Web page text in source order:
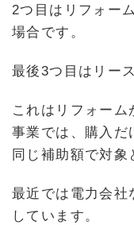
2つ目はリフォー
場合です。
最後3つ目はリー
これはリフォー
事業では、購入だ
同じ補助額で対象
最近では電力会社
しています。